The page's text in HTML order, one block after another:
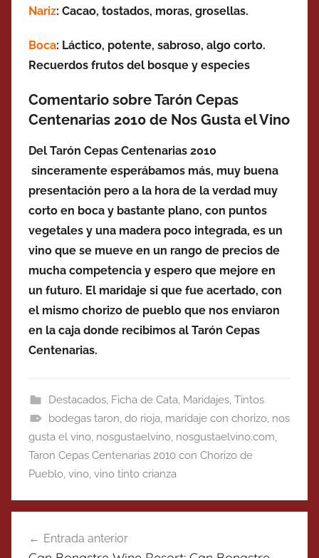
Nariz: Cacao, tostados, moras, grosellas.
Boca: Láctico, potente, sabroso, algo corto.
Recuerdos frutos del bosque y especies
Comentario sobre Tarón Cepas
Centenarias 2010 de Nos Gusta el Vino
Del Tarón Cepas Centenarias 2010
sinceramente esperábamos más, muy buena
presentación pero a la hora de la verdad muy
corto en boca y bastante plano, con puntos
vegetales y una madera poco integrada, es un
vino que se mueve en un rango de precios de
mucha competencia y espero que mejore en
un futuro. El maridaje si que fue acertado, con
el mismo chorizo de pueblo que nos enviaron
en la caja donde recibimos al Tarón Cepas
Centenarias.
Destacados, Ficha de Cata, Maridajes, Tintos
bodegas taron, do rioja, maridaje con chorizo, nos
gusta el vino, nosgustaelvino, nosgustaelvino.com,
Taron Cepas Centenarias 2010 con Chorizo de
Pueblo, vino, vino tinto crianza
de
Entrada anterior